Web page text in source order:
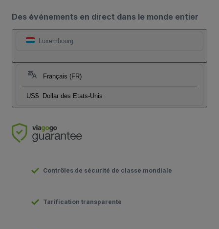
Des événements en direct dans le monde entier
Luxembourg
Français (FR)
US$ Dollar des Etats-Unis
Contrôles de sécurité de classe mondiale
Tarification transparente